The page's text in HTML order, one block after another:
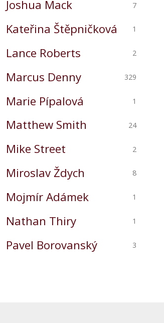
Joshua Mack 7
Kateřina Štěpničková 1
Lance Roberts 2
Marcus Denny 329
Marie Pípalová 1
Matthew Smith 24
Mike Street 2
Miroslav Ždych 8
Mojmír Adámek 1
Nathan Thiry 1
Pavel Borovanský 3